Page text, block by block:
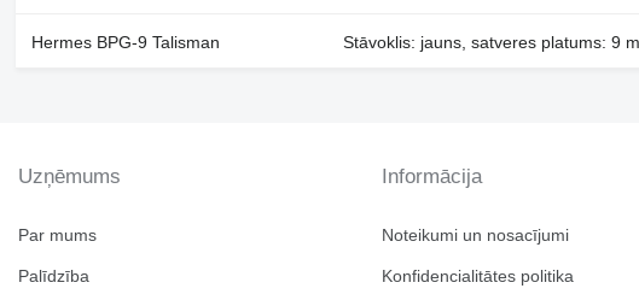
Hermes BPG-9 Talisman Stāvoklis: jauns, satveres platums: 9 m
Uzņēmums
Par mums
Palīdzība
Informācija
Noteikumi un nosacījumi
Konfidencialitātes politika